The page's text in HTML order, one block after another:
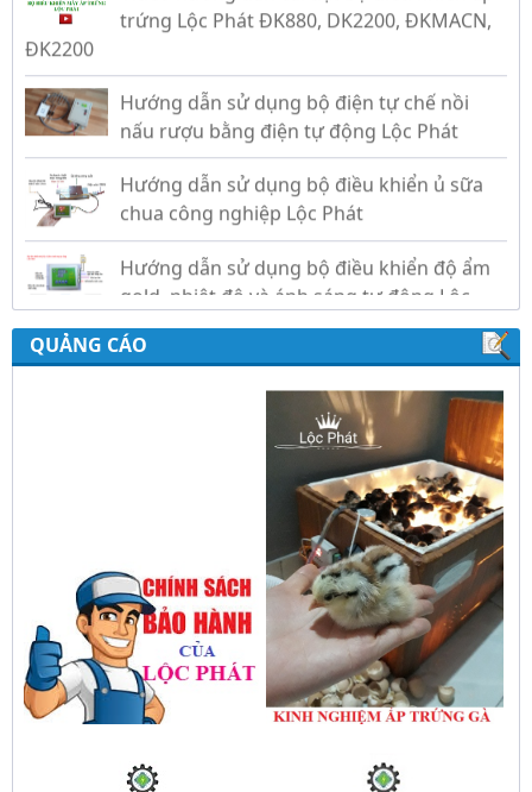
Hướng dẫn sử dụng bộ điện tự chế nồi
Hướng dẫn sử dụng bộ điều khiển ủ sữa
chua công nghiệp Lộc Phát
Hướng dẫn sử dụng bộ điều khiển độ ẩm
gold, nhiệt độ và ánh sáng tự động Lộc
Phát
QUẢNG CÁO